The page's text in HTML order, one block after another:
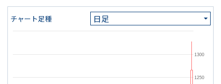
チャート足種
1250
1300